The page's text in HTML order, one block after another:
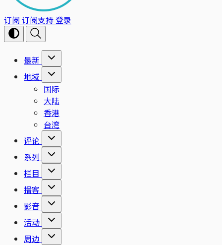
订阅 订阅支持登录
最新
地域
国际
大陆
香港
台湾
评论
系列
栏目
播客
影音
活动
周边